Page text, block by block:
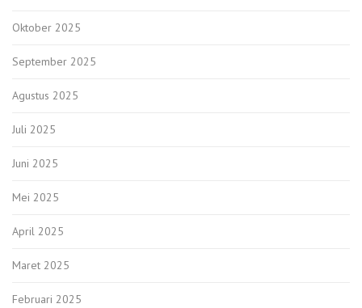
Oktober 2025
September 2025
Agustus 2025
Juli 2025
Juni 2025
Mei 2025
April 2025
Maret 2025
Februari 2025